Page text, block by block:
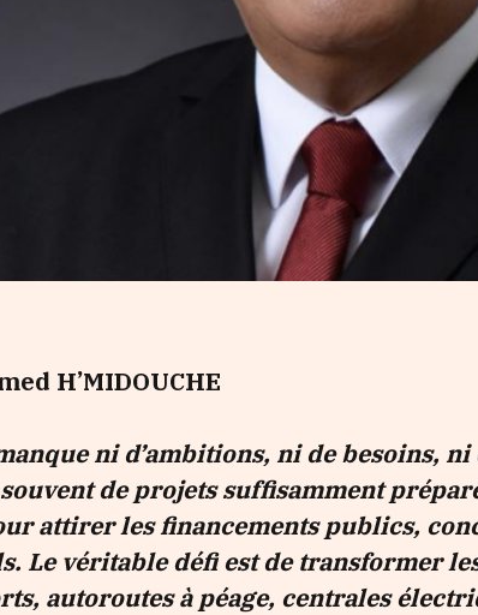
H’MIDOUCHE
ni d’ambitions, ni de besoins,
de projets suffisamment
attirer les financements publics,
Le véritable défi est de transformer
autoroutes à péage, centrales